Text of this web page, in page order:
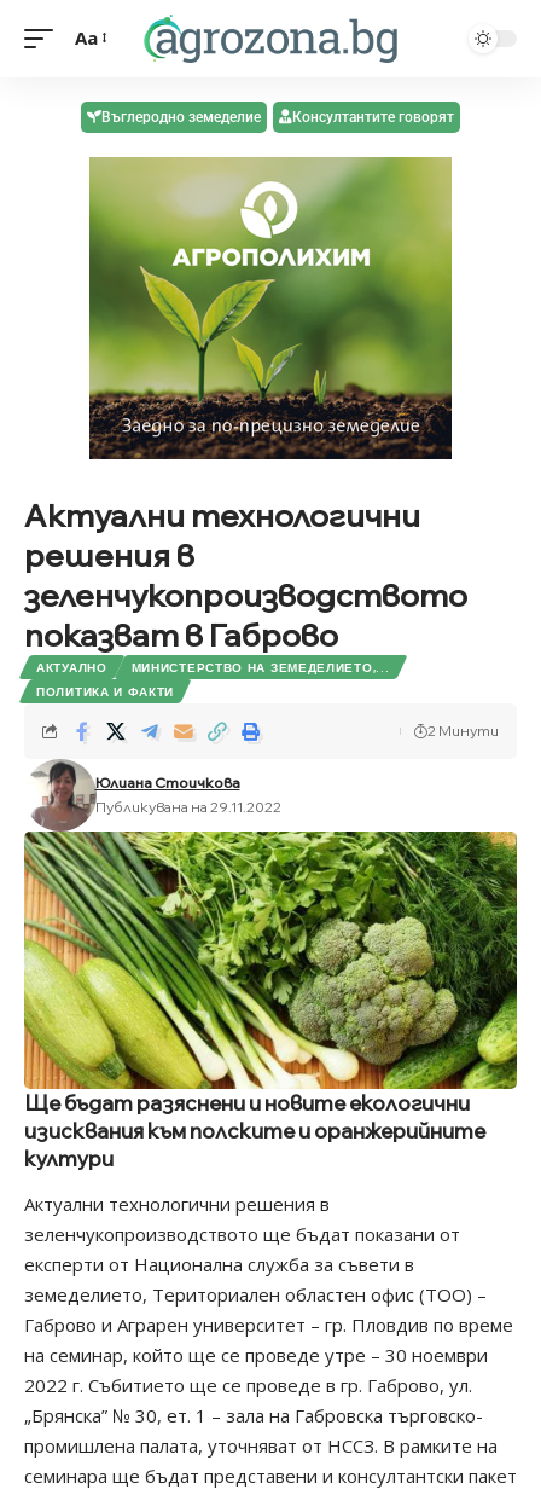
Aa
Въглеродно земеделие Консултантите говорят
Актуални технологични
решения в
зеленчукопроизводството
показват в Габрово
АКТУАЛНО
МИНИСТЕРСТВО НА ЗЕМЕДЕЛИЕТО,...
ПОЛИТИКА И ФАКТИ
Юлиана Стоичкова
Публикувана на 29.11.2022
2 Минути
Ще бъдат разяснени и новите екологични
изисквания към полските и оранжерийните
култури
Актуални технологични решения в
зеленчукопроизводството ще бъдат показани от
експерти от Национална служба за съвети в
земеделието, Териториален областен офис (ТОО) –
Габрово и Аграрен университет – гр. Пловдив по време
на семинар, който ще се проведе утре – 30 ноември
2022 г. Събитието ще се проведе в гр. Габрово, ул.
„Брянска” № 30, ет. 1 – зала на Габровска търговско-
промишлена палата, уточняват от НССЗ. В рамките на
семинара ще бъдат представени и консултантски пакет